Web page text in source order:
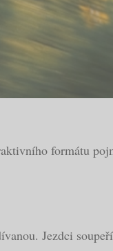
formátu
Jezdci